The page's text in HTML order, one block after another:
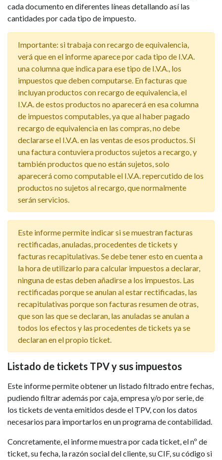
cada documento en diferentes líneas detallando así las
cantidades por cada tipo de impuesto.
Importante: si trabaja con recargo de equivalencia,
verá que en el informe aparece por cada tipo de I.V.A.
una columna que indica para ese tipo de I.V.A., los
impuestos que deben computarse. En facturas que
incluyan productos con recargo de equivalencia, el
I.V.A. de estos productos no aparecerá en esa columna
de impuestos computables, ya que al haber pagado
recargo de equivalencia en las compras, no debe
declararse el I.V.A. en las ventas de esos productos. Si
una factura contuviera productos sujetos a recargo, y
también productos que no están sujetos, solo
aparecerá como computable el I.V.A. repercutido de los
productos no sujetos al recargo, que normalmente
serán servicios.
Este informe permite indicar si se muestran facturas
rectificadas, anuladas, procedentes de tickets y
facturas recapitulativas. Se debe tener esto en cuenta a
la hora de utilizarlo para calcular impuestos a declarar,
ninguna de estas deben añadirse a los impuestos. Las
rectificadas porque se anulan al estar rectificadas, las
recapitulativas porque son facturas resumen de otras,
que son las que se declaran, las anuladas se anulan a
todos los efectos y las procedentes de tickets ya se
declaran en el propio ticket.
Listado de tickets TPV y sus impuestos
Este informe permite obtener un listado filtrado entre fechas,
pudiendo filtrar además por caja, empresa y/o por serie, de
los tickets de venta emitidos desde el TPV, con los datos
necesarios para importarlos en un programa de contabilidad.
Concretamente, el informe muestra por cada ticket, el nº de
ticket, su fecha, la razón social del cliente, su CIF, su código si